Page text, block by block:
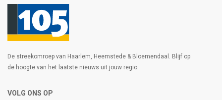
De streekomroep van Haarlem, Heemstede & Bloemendaal. Blijf op
de hoogte van het laatste nieuws uit jouw regio.
VOLG ONS OP